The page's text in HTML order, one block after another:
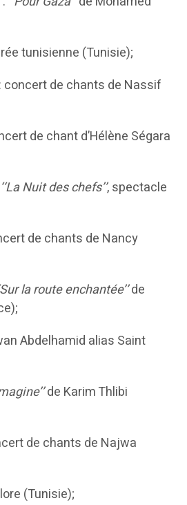
tunisienne (Tunisie);
: concert de chants de Nassif
de chant d’Hélène Ségara
‘‘La Nuit des chefs’’, spectacle
de chants de Nancy
la route enchantée’’de
Abdelhamid alias Saint
de Karim Thlibi
de chants de Najwa
(Tunisie);